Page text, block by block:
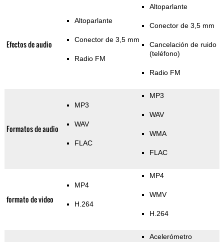
Efectos de audio
Altoparlante
Conector de 3,5 mm
Radio FM
Altoparlante
Conector de 3,5 mm
Cancelación de ruido
(teléfono)
Radio FM
Formatos de audio
MP3
WAV
FLAC
MP3
WAV
WMA
FLAC
formato de video
MP4
H.264
MP4
WMV
H.264
Acelerómetro